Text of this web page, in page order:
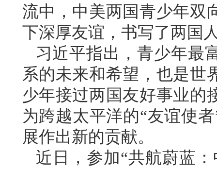
流中，中美两国青少年双
下深厚友谊，书写了两国
习近平指出，青少年最
系的未来和希望，也是世
少年接过两国友好事业的
为跨越太平洋的“友谊使
展作出新的贡献。
近日，参加“共航蔚蓝